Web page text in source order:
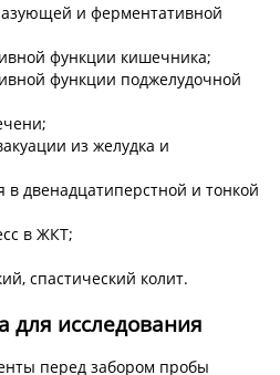
и ферментативной
функции кишечника;
функции поджелудочной
из желудка и
двенадцатиперстной и тонкой
в ЖКТ;
спастический колит.
для исследования
перед забором пробы